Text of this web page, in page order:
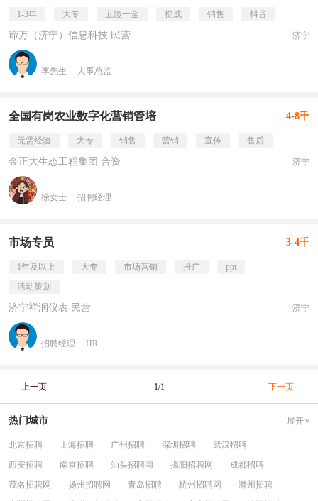
1-3年 大专 五险一金 提成 销售 抖音
谛万（济宁）信息科技 民营 济宁
李先生 人事总监
全国有岗农业数字化营销管培 4-8千
无需经验 大专 销售 营销 宣传 售后
金正大生态工程集团 合资 济宁
徐女士 招聘经理
市场专员 3-4千
1年及以上 大专 市场营销 推广
ppt
活动策划
济宁祥润仪表 民营 济宁
招聘经理 HR
上一页 1/1 下一页
热门城市 展开
北京招聘 上海招聘 广州招聘 深圳招聘
武汉招聘
西安招聘
南京招聘 汕头招聘网 揭阳招聘网
成都招聘
茂名招聘网
扬州招聘网 青岛招聘 杭州招聘网
滁州招聘